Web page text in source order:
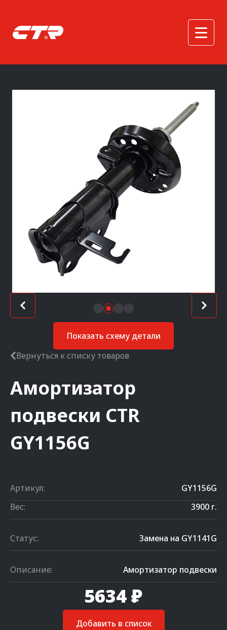
Показать схему детали
Вернуться к списку товаров
Амортизатор
подвески CTR
GY1156G
Артикул:
GY1156G
Вес:
3900 г.
Статус: Замена на GY1141G
Описание: Амортизатор подвески
5634 ₽
Добавить в список